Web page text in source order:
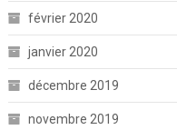
février 2020
janvier 2020
décembre 2019
novembre 2019